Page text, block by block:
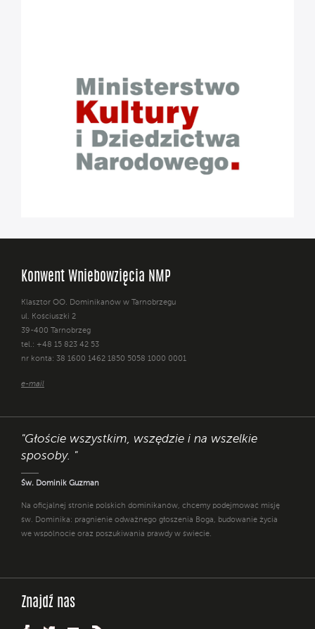
Konwent Wniebowzięcia NMP
Klasztor OO. Dominikanów w Tarnobrzegu
ul. Kościuszki 2
39-400 Tarnobrzeg
tel.: +48 15 823 42 53
nr konta: 38 1600 1462 1850 5058 1000 0001
e-mail
"Głoście wszystkim, wszędzie i na wszelkie
sposoby. "
Św. Dominik Guzman
Na oficjalnej stronie polskich dominikanów, chcemy podejmować misję
św. Dominika: pragnienie odważnego głoszenia Boga, budowanie życia
we wspólnocie oraz poszukiwania prawdy w świecie.
Znajdź nas